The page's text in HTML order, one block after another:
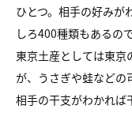
ひとつ。相手の好み
しろ400種類もあるの
東京土産としては東京
が、うさぎや蛙などの
相手の干支がわかれば